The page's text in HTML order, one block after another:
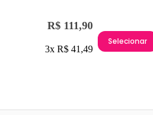
R$ 111,90
3x R$ 41,49
Selecionar